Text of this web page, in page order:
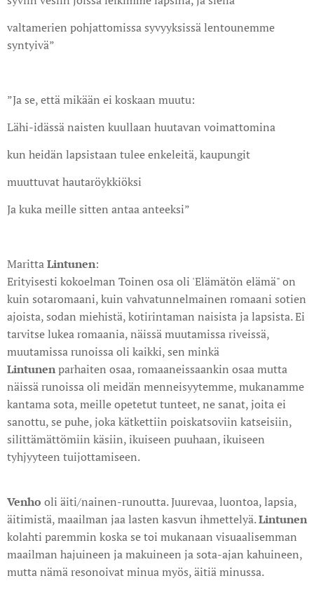
valtamerien pohjattomissa syvyyksissä lentounemme
syntyivä”
”Ja se, että mikään ei koskaan muutu:
Lähi-idässä naisten kuullaan huutavan voimattomina
kun heidän lapsistaan tulee enkeleitä, kaupungit
muuttuvat hautaröykkiöksi
Ja kuka meille sitten antaa anteeksi”
MarittaLintunen:
Erityisesti kokoelman Toinen osa oli 'Elämätön elämä" on
kuin sotaromaani, kuin vahvatunnelmainen romaani sotien
ajoista, sodan miehistä, kotirintaman naisista ja lapsista. Ei
tarvitse lukea romaania, näissä muutamissa riveissä,
muutamissa runoissa oli kaikki, sen minkä
Lintunenparhaiten osaa, romaaneissaankin osaa mutta
näissä runoissa oli meidän menneisyytemme, mukanamme
kantama sota, meille opetetut tunteet, ne sanat, joita ei
sanottu, se puhe, joka kätkettiin poiskatsoviin katseisiin,
silittämättömiin käsiin, ikuiseen puuhaan, ikuiseen
tyhjyyteen tuijottamiseen.
Venho oli äiti/nainen-runoutta. Juurevaa, luontoa, lapsia,
äitimistä, maailman jaa lasten kasvun ihmettelyä.Lintunen
kolahti paremmin koska se toi mukanaan visuaalisemman
maailman hajuineen ja makuineen ja sota-ajan kahuineen,
mutta nämä resonoivat minua myös, äitiä minussa.